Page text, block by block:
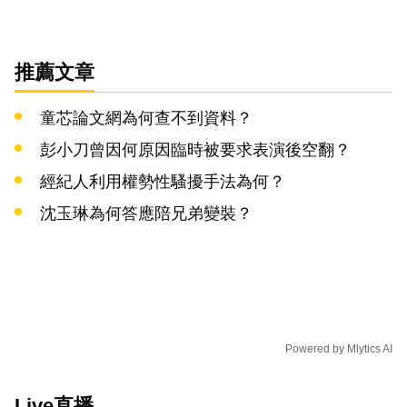
推薦文章
童芯論文網為何查不到資料？
彭小刀曾因何原因臨時被要求表演後空翻？
經紀人利用權勢性騷擾手法為何？
沈玉琳為何答應陪兄弟變裝？
Powered by Mlytics AI